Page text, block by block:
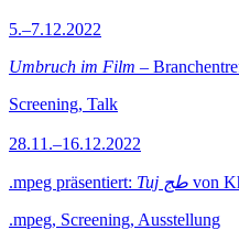
5.–7.12.2022
Umbruch im Film –
Screening, Talk
28.11.–16.12.2022
.mpeg präsentiert: Tuj طج von
.mpeg, Screening, Ausstellung